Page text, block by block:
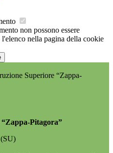
non possono essere
nella pagina della cookie
Superiore “Zappa-
Pitagora”